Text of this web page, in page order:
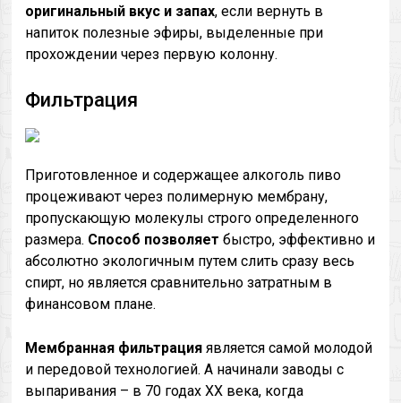
оригинальный вкус и запах, если вернуть в
напиток полезные эфиры, выделенные при
прохождении через первую колонну.
Фильтрация
Приготовленное и содержащее алкоголь пиво
процеживают через полимерную мембрану,
пропускающую молекулы строго определенного
размера. Способ позволяет быстро, эффективно и
абсолютно экологичным путем слить сразу весь
спирт, но является сравнительно затратным в
финансовом плане.
Мембранная фильтрация является самой молодой
и передовой технологией. А начинали заводы с
выпаривания – в 70 годах XX века, когда